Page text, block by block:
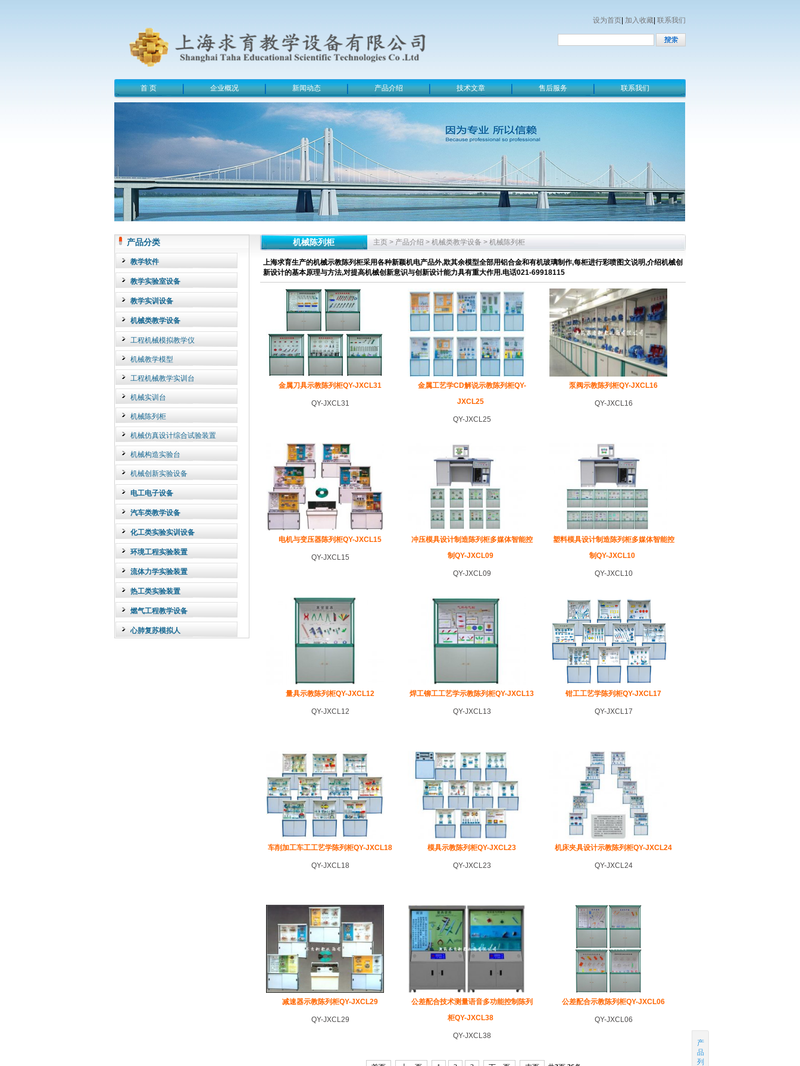
设为首页 加入收藏 联系我们
首 页 企业概况 新闻动态 产品介绍 技术文章 售后服务 联系我们
产品分类
教学软件
教学实验室设备
教学实训设备
机械类教学设备
工程机械模拟教学仪
机械教学模型
工程机械教学实训台
机械实训台
机械陈列柜
机械仿真设计综合试验装置
机械构造实验台
机械创新实验设备
电工电子设备
汽车类教学设备
化工类实验实训设备
环境工程实验装置
流体力学实验装置
热工类实验装置
燃气工程教学设备
心肺复苏模拟人
机械陈列柜 主页 > 产品介绍 > 机械类教学设备 > 机械陈列柜
上海求育生产的机械示教陈列柜采用各种新颖机电产品外,欺其余模型全部用铝合金和有机玻璃制作,每柜进行彩喷图文说明,介绍机械创
新设计的基本原理与方法,对提高机械创新意识与创新设计能力具有重大作用.电话021-69918115
金属刀具示教陈列柜QY-JXCL31
QY-JXCL31
金属工艺学CD解说示教陈列柜QY-
JXCL25
QY-JXCL25
泵阀示教陈列柜QY-JXCL16
QY-JXCL16
电机与变压器陈列柜QY-JXCL15
QY-JXCL15
冲压模具设计制造陈列柜多媒体智能控
制QY-JXCL09
QY-JXCL09
塑料模具设计制造陈列柜多媒体智能控
制QY-JXCL10
QY-JXCL10
量具示教陈列柜QY-JXCL12
QY-JXCL12
焊工铆工工艺学示教陈列柜QY-JXCL13
QY-JXCL13
钳工工艺学陈列柜QY-JXCL17
QY-JXCL17
车削加工车工工艺学陈列柜QY-JXCL18
QY-JXCL18
模具示教陈列柜QY-JXCL23
QY-JXCL23
机床夹具设计示教陈列柜QY-JXCL24
QY-JXCL24
减速器示教陈列柜QY-JXCL29
QY-JXCL29
公差配合技术测量语音多功能控制陈列
柜QY-JXCL38
QY-JXCL38
公差配合示教陈列柜QY-JXCL06
QY-JXCL06
产
品
列